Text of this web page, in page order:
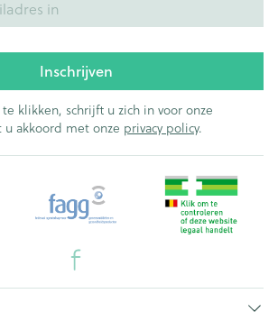
Inschrijven
klikken, schrijft u zich in voor onze
akkoord met onze privacy policy.